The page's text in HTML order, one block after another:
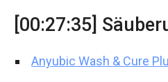
[00:27:35]
Anyubic Wash & Cure